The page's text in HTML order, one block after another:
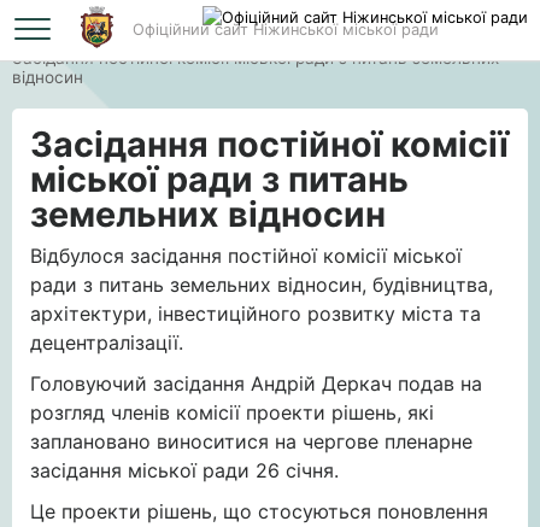
Офіційний сайт Ніжинської міської ради
Головна
Засідання постійної комісії міської ради з питань земельних
відносин
Засідання постійної комісії
міської ради з питань
земельних відносин
Відбулося засідання постійної комісії міської
ради з питань земельних відносин, будівництва,
архітектури, інвестиційного розвитку міста та
децентралізації.
Головуючий засідання Андрій Деркач подав на
розгляд членів комісії проекти рішень, які
заплановано виноситися на чергове пленарне
засідання міської ради 26 січня.
Це проекти рішень, що стосуються поновлення